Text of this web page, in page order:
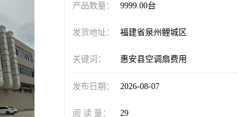
产品数量： 9999.00台
发货地址： 福建省泉州鲤城区
关键词： 惠安县空调扇费用
发布日期： 2026-08-07
阅 读 量： 29